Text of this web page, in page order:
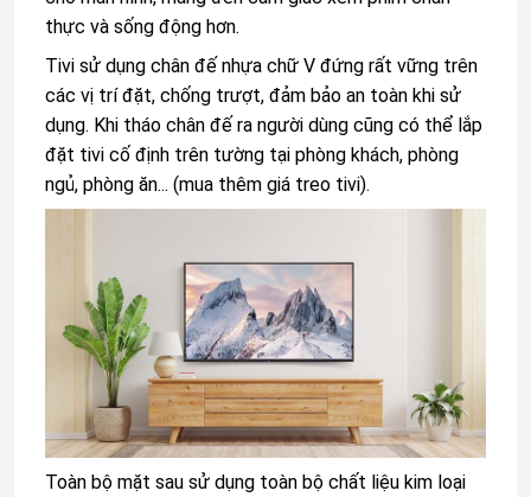
thực và sống động hơn.
Tivi sử dụng chân đế nhựa chữ V đứng rất vững trên
các vị trí đặt, chống trượt, đảm bảo an toàn khi sử
dụng. Khi tháo chân đế ra người dùng cũng có thể lắp
đặt tivi cố định trên tường tại phòng khách, phòng
ngủ, phòng ăn... (mua thêm giá treo tivi).
Toàn bộ mặt sau sử dụng toàn bộ chất liệu kim loại